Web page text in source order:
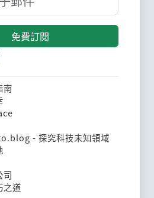
免費訂閱
南
- 探究科技未知領域
司
之道